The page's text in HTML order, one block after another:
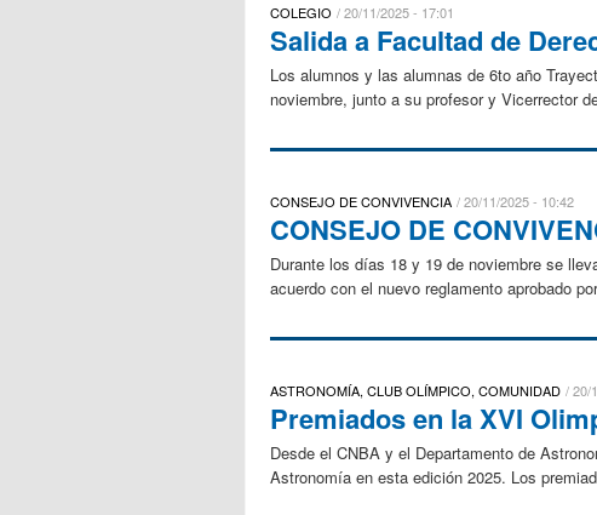
COLEGIO 20/11/2025 - 17:01
Salida a Facultad de
Los alumnos y las alumnas de 6to año
noviembre, junto a su profesor y Vicerrector
CONSEJO DE CONVIVENCIA 20/11/2025 - 10:42
CONSEJO DE
Durante los días 18 y 19 de noviembre se
acuerdo con el nuevo reglamento aprobado
ASTRONOMÍA, CLUB OLÍMPICO, COMUNIDAD 20/
Premiados en la XVI
Desde el CNBA y el Departamento de
Astronomía en esta edición 2025. Los